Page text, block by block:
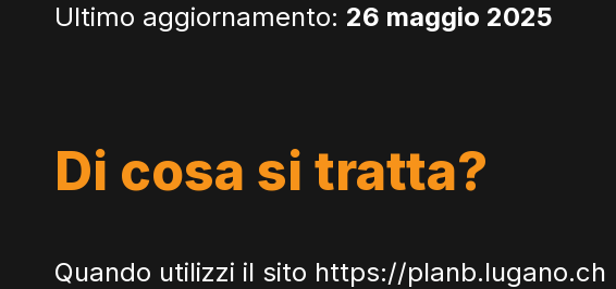
Ultimo aggiornamento: 26 maggio 2025
Di cosa si tratta?
Quando utilizzi il sito https://planb.lugano.ch